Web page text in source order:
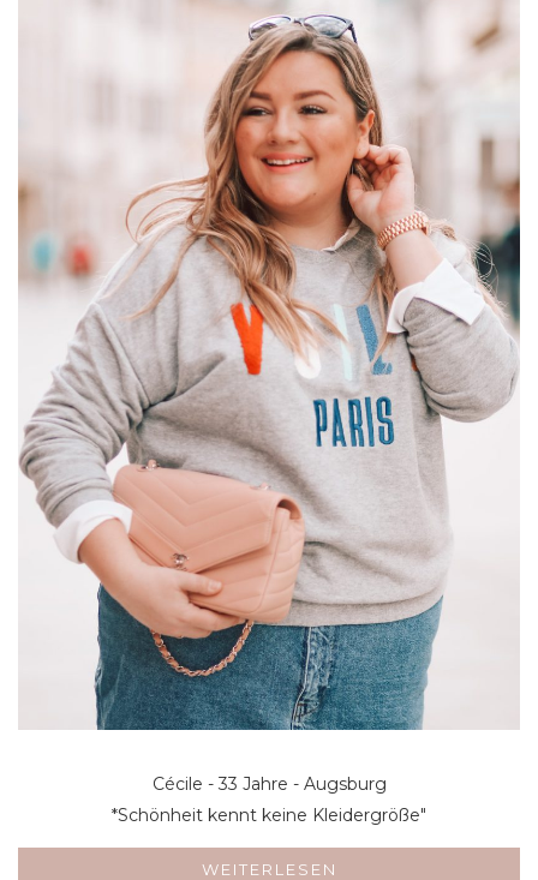
Cécile - 33 Jahre - Augsburg
*Schönheit kennt keine Kleidergröße"
WEITERLESEN